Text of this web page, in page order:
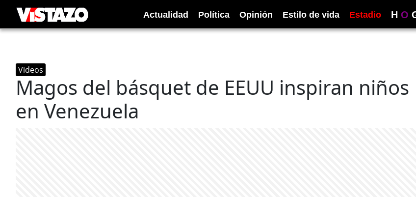
Actualidad Política Opinión Estilo de vida Estadio H O
Videos
Magos del básquet de EEUU inspiran niños
en Venezuela